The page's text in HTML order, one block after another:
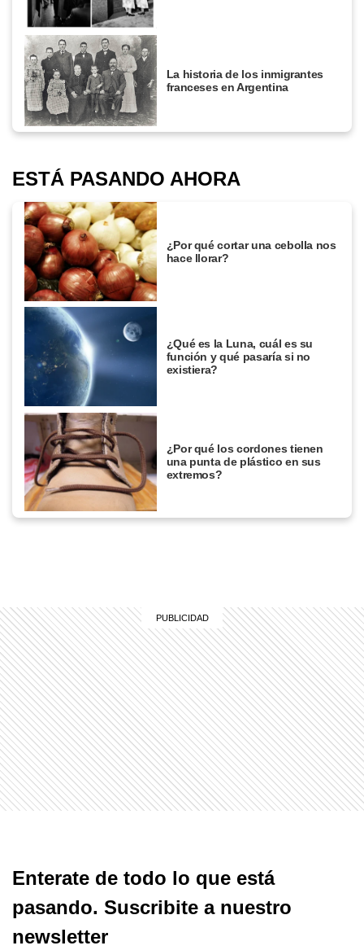
La historia de los inmigrantes
franceses en Argentina
ESTÁ PASANDO AHORA
¿Por qué cortar una cebolla nos
hace llorar?
¿Qué es la Luna, cuál es su
función y qué pasaría si no
existiera?
¿Por qué los cordones tienen
una punta de plástico en sus
extremos?
Enterate de todo lo que está
pasando. Suscribite a nuestro
newsletter